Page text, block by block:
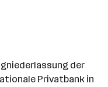
der
Privatbank in